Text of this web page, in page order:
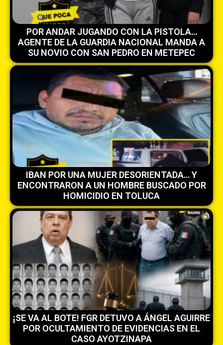
POR ANDAR JUGANDO CON LA PISTOLA…
AGENTE DE LA GUARDIA NACIONAL MANDA A
SU NOVIO CON SAN PEDRO EN METEPEC
IBAN POR UNA MUJER DESORIENTADA… Y
ENCONTRARON A UN HOMBRE BUSCADO POR
HOMICIDIO EN TOLUCA
¡SE VA AL BOTE! FGR DETUVO A ÁNGEL AGUIRRE
POR OCULTAMIENTO DE EVIDENCIAS EN EL
CASO AYOTZINAPA